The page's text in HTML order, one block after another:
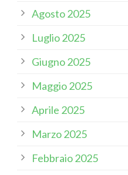
Agosto 2025
Luglio 2025
Giugno 2025
Maggio 2025
Aprile 2025
Marzo 2025
Febbraio 2025